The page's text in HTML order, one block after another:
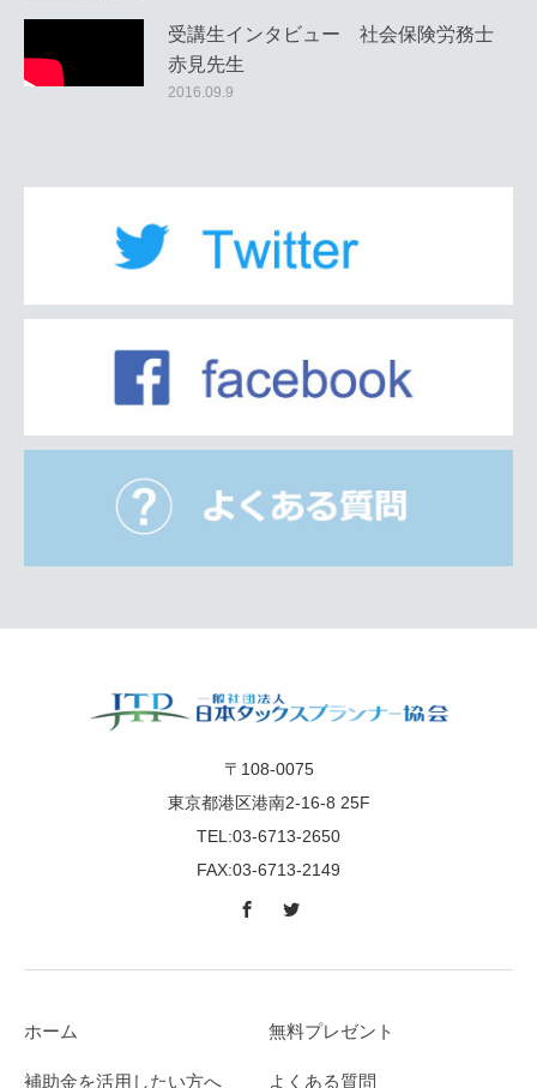
受講生インタビュー 社会保険労務士
赤見先生
2016.09.9
〒108-0075
東京都港区港南2-16-8 25F
TEL:03-6713-2650
FAX:03-6713-2149
ホーム
補助金を活用したい方へ
無料プレゼント
よくある質問